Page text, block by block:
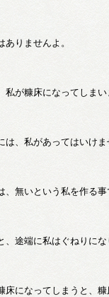
りませんよ。
が糠床になってしまい
、私があってはいけま
、無いという私を作る事
途端に私はぐねりにな
床になってしまうと、